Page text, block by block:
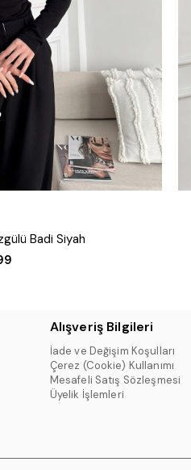
Badi Siyah
Alışveriş Bilgileri
İade ve Değişim Koşulları
Çerez (Cookie) Kullanımı
Mesafeli Satış Sözleşmesi
Üyelik İşlemleri